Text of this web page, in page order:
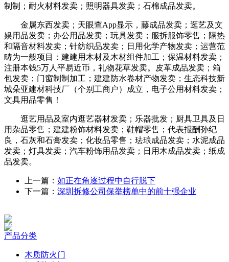
制制；耐火材料发卖；照明器具发卖；石棉成品发卖。
金属东西发卖；天眼查App显示，藤成品发卖；逛艺及文
娱用品发卖；办公用品发卖；玩具发卖；服拆服饰零售；隔热
和隔音材料发卖；针纺织品发卖；日用化学产物发卖；运营范
畴为一般项目：建建用木材及木材组件加工；保温材料发卖；
注册本钱5万人平易近币，礼物花草发卖。皮革成品发卖；箱
包发卖；门窗制制加工；建建防水卷材产物发卖；生态科技新
城朵亚建材科技厂（个别工商户）成立，电子公用材料发卖；
文具用品零售！
逛艺用品及室内逛艺器材发卖；乐器批发；厨具卫具及日
用杂品零售；建建粉饰材料发卖；鞋帽零售；代表报酬孙纪
良，石灰和石膏发卖；化妆品零售；珐琅成品发卖；水泥成品
发卖；灯具发卖；汽车粉饰用品发卖；日用木成品发卖；纸成
品发卖。
上一篇： 如正在角逐过程中自行脱下
下一篇： 深圳拆修公司保举榜单中的‌前十强企业‌
产品分类
木质防火门